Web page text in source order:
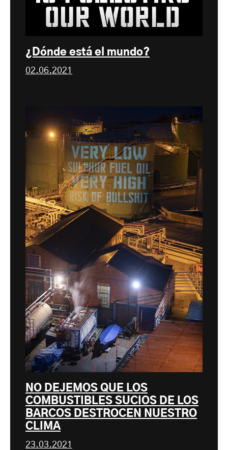
¿Dónde está el mundo?
02.06.2021
NO DEJEMOS QUE LOS
COMBUSTIBLES SUCIOS DE LOS
BARCOS DESTROCEN NUESTRO
CLIMA
23.03.2021